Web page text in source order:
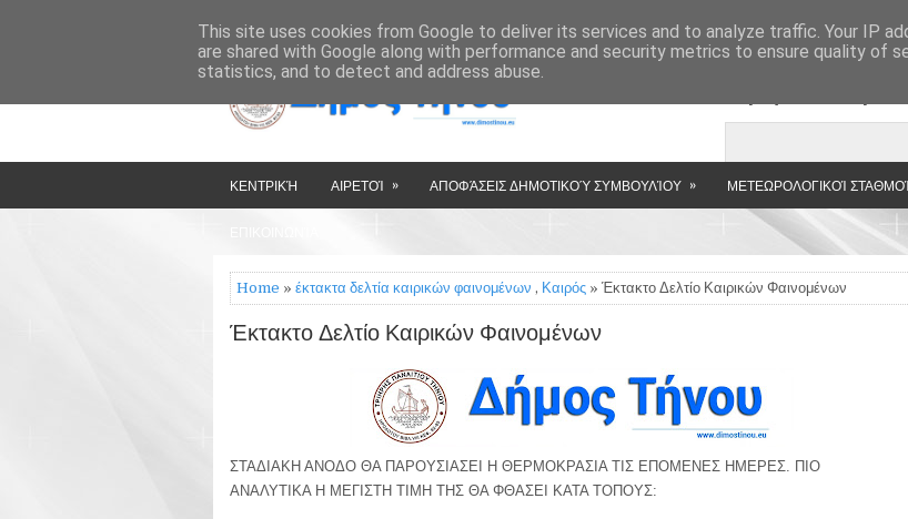
HOME ΔΉΜΟΣ ΤΉΝΟΥ » » »
ΚΕΝΤΡΙΚΉ ΑΙΡΕΤΟΊ » ΑΠΟΦΆΣΕΙΣ ΔΗΜΟΤΙΚΟΎ ΣΥΜΒΟΥΛΊΟΥ » ΜΕΤΕΩΡΟΛΟΓΙΚΟΊ ΣΤΑΘΜΟΊ
Home » έκτακτα δελτία καιρικών φαινομένων , Καιρός » Έκτακτο Δελτίο Καιρικών Φαινομένων
Έκτακτο Δελτίο Καιρικών Φαινομένων
ΣΤΑΔΙΑΚΗ ΑΝΟΔΟ ΘΑ ΠΑΡΟΥΣΙΑΣΕΙ Η ΘΕΡΜΟΚΡΑΣΙΑ ΤΙΣ ΕΠΟΜΕΝΕΣ ΗΜΕΡΕΣ. ΠΙΟ
ΑΝΑΛΥΤΙΚΑ Η ΜΕΓΙΣΤΗ ΤΙΜΗ ΤΗΣ ΘΑ ΦΘΑΣΕΙ ΚΑΤΑ ΤΟΠΟΥΣ:
This site uses cookies from Google to deliver its services and to analyze traffic. Your IP
are shared with Google along with performance and security metrics to ensure quality of
statistics, and to detect and address abuse.